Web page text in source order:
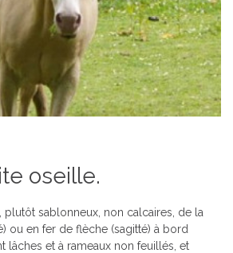
oseille.
plutôt sablonneux, non calcaires, de la
ou en fer de flèche (sagitté) à bord
lâches et à rameaux non feuillés, et